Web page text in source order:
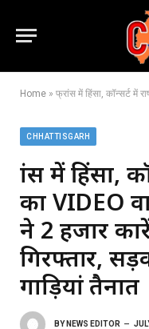
Home » फ्रांस में हिंसा, कॉन्सर्ट में राष्ट्रपति मैक्रों का
CHHATTISGARH
फ्रांस में हिंसा,
का VIDEO
ने 2 हजार
गिरफ्तार,
गाड़ियां तैनात
BY NEWS EDITOR